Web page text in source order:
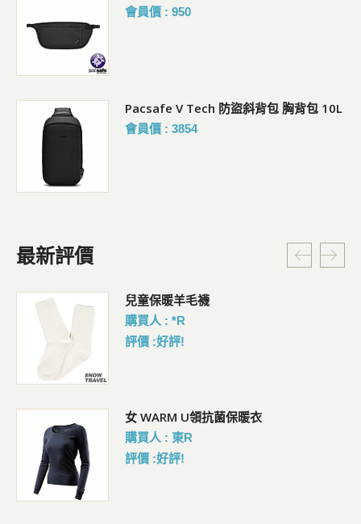
會員價 : 950
Pacsafe V Tech 防盜斜背包 胸背包 10L
會員價 : 3854
最新評價
兒童保暖羊毛襪
購買人 : *R
評價 :好評!
女 WARM U領抗菌保暖衣
購買人 : 東R
評價 :好評!